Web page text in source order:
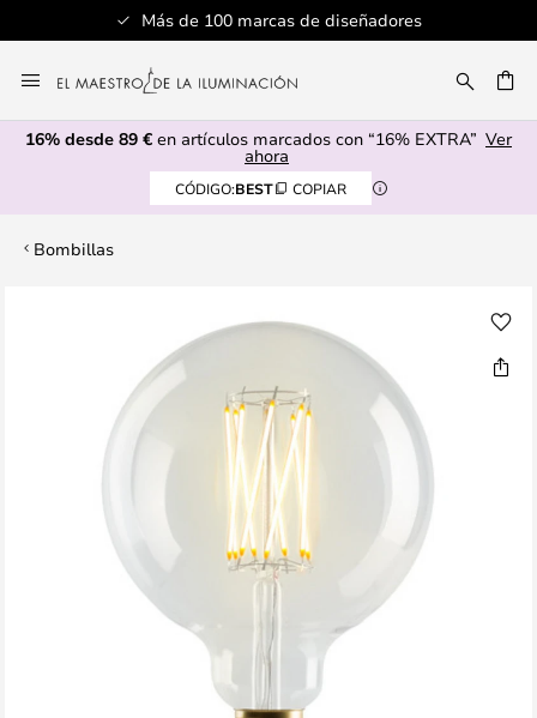
Más de 100 marcas de diseñadores
al
contenido
16% desde 89 € en artículos marcados con “16% EXTRA” Ver
ahora
CÓDIGO:BEST COPIAR
Bombillas